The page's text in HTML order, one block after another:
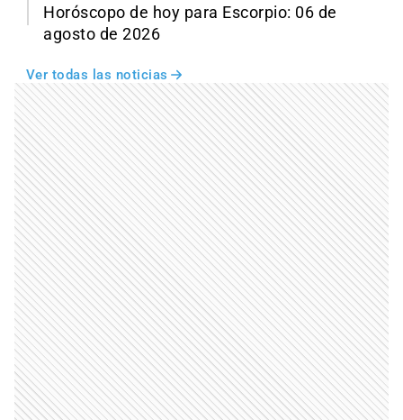
Horóscopo de hoy para Escorpio: 06 de
agosto de 2026
Ver todas las noticias